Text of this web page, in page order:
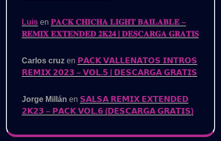
Luis en 𝐏𝐀𝐂𝐊 𝐂𝐇𝐈𝐂𝐇𝐀 𝐋𝐈𝐆𝐇𝐓 𝐁𝐀𝐈𝐋𝐀𝐁𝐋𝐄 –
𝐑𝐄𝐌𝐈𝐗 𝐄𝐗𝐓𝐄𝐍𝐃𝐄𝐃 𝟐𝐊𝟐𝟒 | 𝐃𝐄𝐒𝐂𝐀𝐑𝐆𝐀 𝐆𝐑𝐀𝐓𝐈𝐒
Carlos cruz en 𝗣𝗔𝗖𝗞 𝗩𝗔𝗟𝗟𝗘𝗡𝗔𝗧𝗢𝗦 𝗜𝗡𝗧𝗥𝗢𝗦
𝗥𝗘𝗠𝗜𝗫 𝟮𝟬𝟮𝟯 – 𝗩𝗢𝗟.𝟱 | 𝗗𝗘𝗦𝗖𝗔𝗥𝗚𝗔 𝗚𝗥𝗔𝗧𝗜𝗦
Jorge Millán en 𝗦𝗔𝗟𝗦𝗔 𝗥𝗘𝗠𝗜𝗫 𝗘𝗫𝗧𝗘𝗡𝗗𝗘𝗗
𝟮𝗞𝟮𝟯 – 𝗣𝗔𝗖𝗞 𝗩𝗢𝗟.𝟲 (𝗗𝗘𝗦𝗖𝗔𝗥𝗚𝗔 𝗚𝗥𝗔𝗧𝗜𝗦)